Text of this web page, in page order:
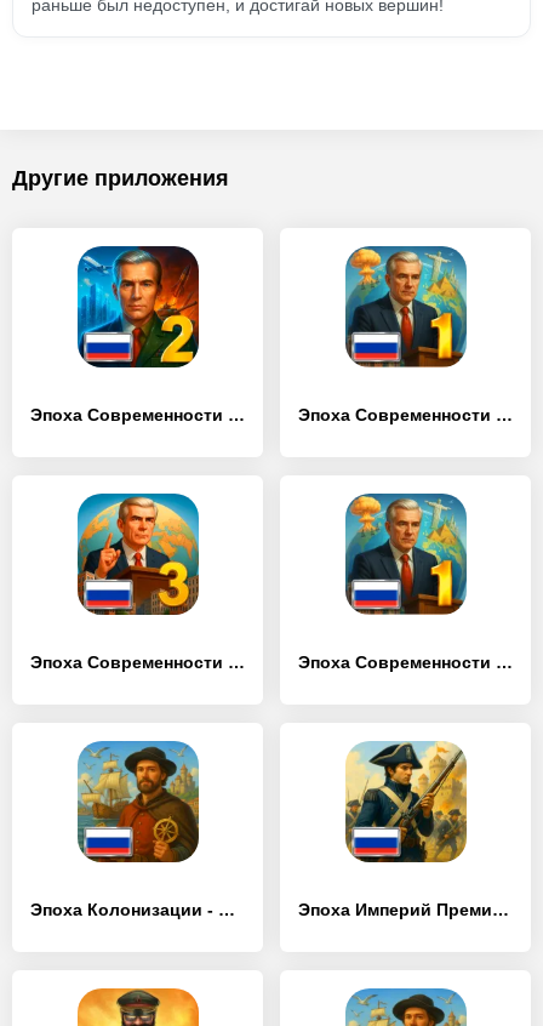
раньше был недоступен, и достигай новых вершин!
Другие приложения
Эпоха Современности 2 – Симулятор Президента Эпоха Современности 1 Премиум
Эпоха Современности 3 – Симулятор Президента Эпоха Современности 1 – Симулятор Президента
Эпоха Колонизации - Симулятор Средневековья Эпоха Империй Премиум